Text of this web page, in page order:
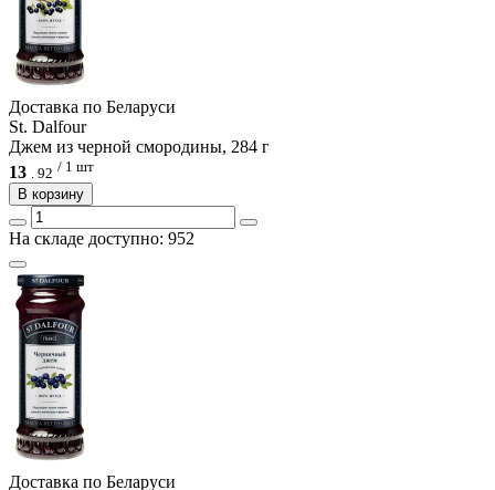
Доcтавка по Беларуси
St. Dalfour
Джем из черной смородины, 284 г
13
92 / 1 шт
В корзину
На складе доступно: 952
Доcтавка по Беларуси